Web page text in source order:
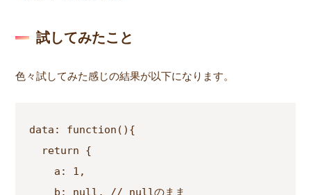
試してみたこと
色々試してみた感じの結果が以下になります。
data: function(){